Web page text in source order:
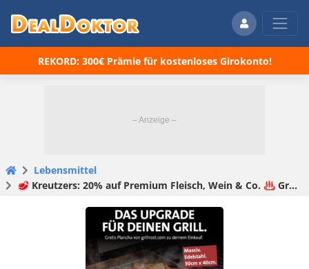
REKORD: 300€ Prämie für kostenloses Girokonto!
Lebensmittel
🥩 Kreutzers: 20% auf Premium Fleisch, Wein & Co. ♨️ Gratis Plancha im Wert von 85€ (MBW: 120€)